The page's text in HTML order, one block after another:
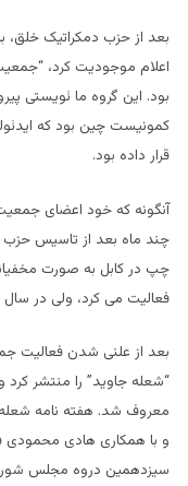
بعد از حزب دمکراتیک خلق،
اعلام موجودیت کرد،
بود. این گروه ما ئویستی
کمونیست چین بود که
قرار داده بود.
آنگونه که خود اعضای
چند ماه بعد از تاسیس حزب
چپ در کابل به صورت
فعالیت می کرد، ولی در سال ۱۳۴۸ خورشیدی فعالیت خود را علنی کرد.
بعد از علنی شدن فعالیت
“شعله جاوید” را منتشر کرد
معروف شد. هفته نامه
سیزدهمین دروه مجلس